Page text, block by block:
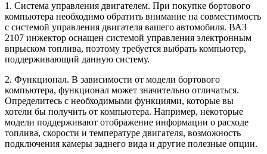
1. Система управления двигателем. При покупке бортового
компьютера необходимо обратить внимание на совместимость
с системой управления двигателя вашего автомобиля. ВАЗ
2107 инжектор оснащен системой управления электронным
впрыском топлива, поэтому требуется выбрать компьютер,
поддерживающий данную систему.
2. Функционал. В зависимости от модели бортового
компьютера, функционал может значительно отличаться.
Определитесь с необходимыми функциями, которые вы
хотели бы получить от компьютера. Например, некоторые
модели поддерживают отображение информации о расходе
топлива, скорости и температуре двигателя, возможность
подключения камеры заднего вида и другие полезные опции.